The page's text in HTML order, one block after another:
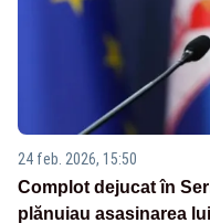
24 feb. 2026, 15:50
Complot dejucat în
plănuiau asasinarea